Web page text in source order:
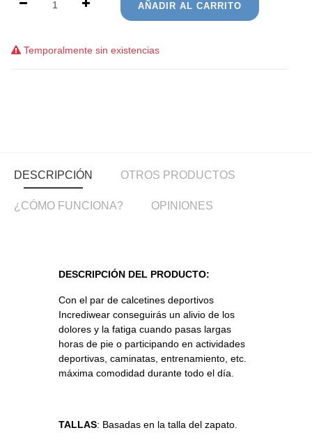
AÑADIR AL CARRITO
Temporalmente sin existencias
DESCRIPCIÓN OTROS PRODUCTOS
¿CÓMO FUNCIONA? OPINIONES
DESCRIPCIÓN DEL PRODUCTO:
Con el par de calcetines deportivos
Incrediwear conseguirás un alivio de los
dolores y la fatiga cuando pasas largas
horas de pie o participando en actividades
deportivas, caminatas, entrenamiento, etc.
máxima comodidad durante todo el día.
TALLAS: Basadas en la talla del zapato.